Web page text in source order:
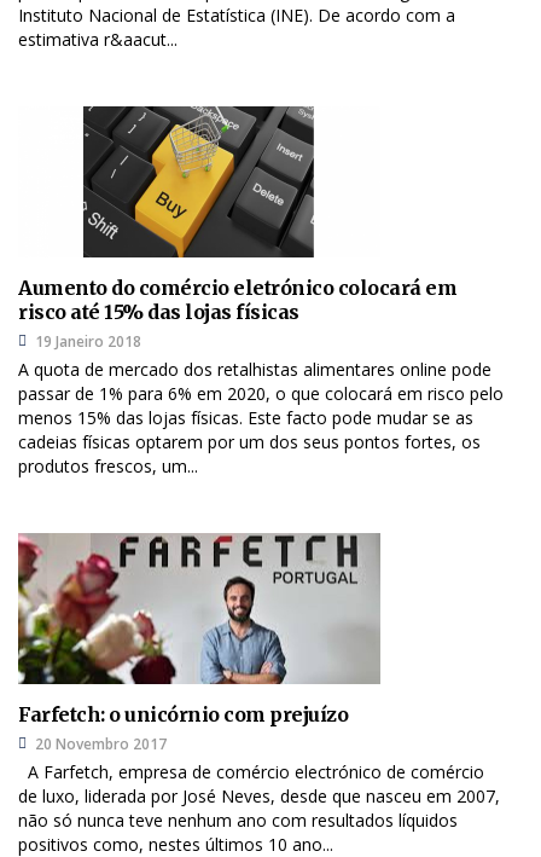
Instituto Nacional de Estatística (INE). De acordo com a
estimativa r&aacut...
Aumento do comércio eletrónico colocará em
risco até 15% das lojas físicas
19 Janeiro 2018
A quota de mercado dos retalhistas alimentares online pode
passar de 1% para 6% em 2020, o que colocará em risco pelo
menos 15% das lojas físicas. Este facto pode mudar se as
cadeias físicas optarem por um dos seus pontos fortes, os
produtos frescos, um...
Farfetch: o unicórnio com prejuízo
20 Novembro 2017
A Farfetch, empresa de comércio electrónico de comércio
de luxo, liderada por José Neves, desde que nasceu em 2007,
não só nunca teve nenhum ano com resultados líquidos
positivos como, nestes últimos 10 ano...